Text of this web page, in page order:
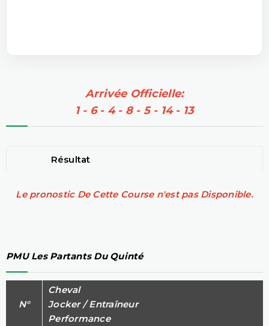
Arrivée Officielle:
1 - 6 - 4 - 8 - 5 - 14 - 13
Résultat
Le pronostic De Cette Course n'est pas Disponible.
PMU Les Partants Du Quinté
N°
Cheval
Jocker / Entraîneur
Performance